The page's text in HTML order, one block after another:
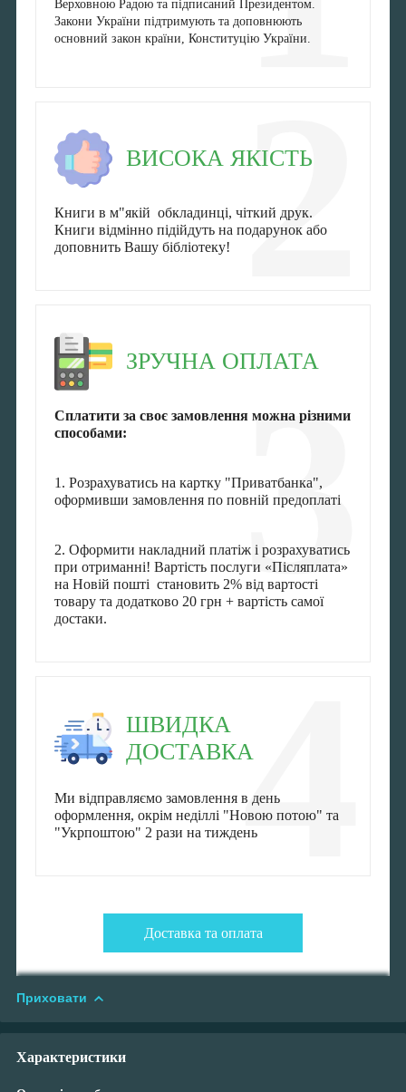
Верховною Радою та підписаний Президентом.
Закони України підтримують та доповнюють
основний закон країни, Конституцію України.
2
ВИСОКА ЯКІСТЬ
Книги в м"якій обкладинці, чіткий друк.
Книги відмінно підійдуть на подарунок або
доповнить Вашу бібліотеку!
3
ЗРУЧНА ОПЛАТА
Сплатити за своє замовлення можна різними
способами:
1. Розрахуватись на картку "Приватбанка",
оформивши замовлення по повній предоплаті
2. Оформити накладний платіж і розрахуватись
при отриманні! Вартість послуги «Післяплата»
на Новій пошті становить 2% від вартості
товару та додатково 20 грн + вартість самої
достаки.
4
ШВИДКА
ДОСТАВКА
Ми відправляємо замовлення в день
оформлення, окрім неділлі "Новою потою" та
"Укрпоштою" 2 рази на тиждень
Доставка та оплата
Приховати
Характеристики